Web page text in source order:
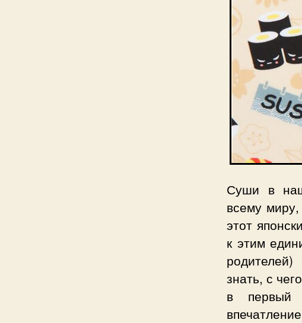
Суши в
всему
этот
к этим
знать, с
в первый